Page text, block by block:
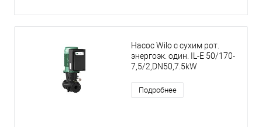
Насос Wilo с сухим рот.
энергоэк. один. IL-E 50/170-
7,5/2,DN50,7.5kW
Подробнее